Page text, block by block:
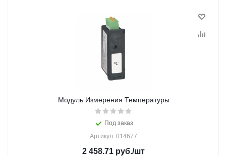
Модуль Измерения Температуры
Под заказ
Артикул: 014677
2 458.71 руб./шт